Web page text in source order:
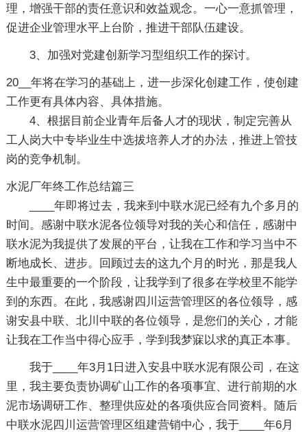
理，增强干部的责任意识和效益观念。一心一意抓管理，
促进企业管理水平上台阶，推进干部队伍建设。
3、加强对党建创新学习型组织工作的探讨。
20__年将在学习的基础上，进一步深化创建工作，使创建
工作更有具体内容、具体措施。
4、根据目前企业青年后备人才的现状，制定完善从
工人岗大中专毕业生中选拔培养人才的办法，推进上管技
岗的竞争机制。
水泥厂年终工作总结篇三
____年即将过去，我来到中联水泥已经有九个多月的
时间。感谢中联水泥各位领导对我的关心和信任，感谢中
联水泥为我提供了发展的平台，让我在工作和学习当中不
断地成长、进步。回顾过去的这九个月的时光，那是我人
生中最重要的一个阶段，让我学到了很多在学校里不能学
到的东西。在此，我感谢四川运营管理区的各位领导，感
谢安县中联、北川中联的各位领导，是您们的关心，才能
让我在工作当中得心应手，学到我梦寐以求的真正本事。
我于____年3月1日进入安县中联水泥有限公司，在这
里，我主要负责协调矿山工作的各项事宜、进行前期的水
泥市场调研工作、整理供应处的各项供应合同资料。随后
中联水泥四川运营管理区组建营销中心，我于____年6月